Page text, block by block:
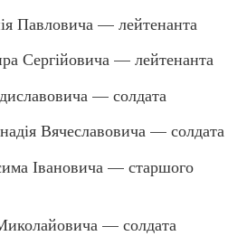
Павловича — лейтенанта
Сергійовича — лейтенанта
— солдата
Вячеславовича — солдата
Івановича — старшого
— солдата